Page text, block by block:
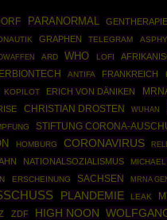
PARANORMAL GENTHERAPIE
GRAPHEN TELEGRAM
ARD WHO LOFI
ANTIFA FRANKREICH
KOPILOT ERICH VON DÄNIKEN
CHRISTIAN DROSTEN WUHAN
STIFTUNG CORONA-
HOMBURG CORONAVIRUS
NATIONALSOZIALISMUS
ERSCHEINUNG SACHSEN MRNA
PLANDEMIE LEAK
ZDF HIGH NOON